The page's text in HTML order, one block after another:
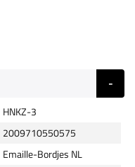
HNKZ-3
2009710550575
Emaille-Bordjes NL